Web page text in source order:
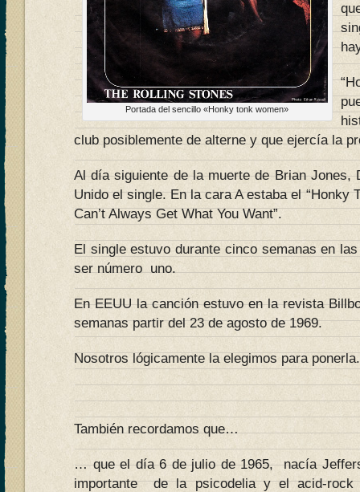
Portada del sencillo «Honky tonk women»
club posiblemente de alterne y que ejercía la
Al día siguiente de la muerte de Brian Jones,
Unido el single. En la cara A estaba el “Honky
Can’t Always Get What You Want”.
El single estuvo durante cinco semanas en
ser número uno.
En EEUU la canción estuvo en la revista
semanas partir del 23 de agosto de 1969.
Nosotros lógicamente la elegimos para ponerla.
También recordamos que…
… que el día 6 de julio de 1965, nacía
importante de la psicodelia y el acid-